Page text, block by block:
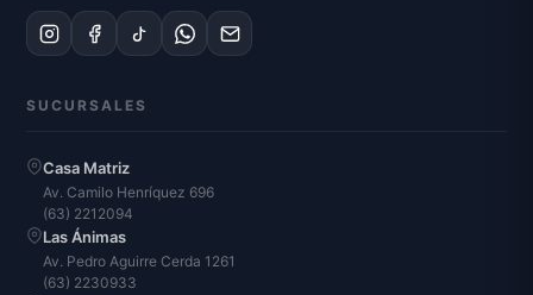
SUCURSALES
Casa Matriz
Av. Camilo Henríquez 696
(63) 2212094
Las Ánimas
Av. Pedro Aguirre Cerda 1261
(63) 2230933